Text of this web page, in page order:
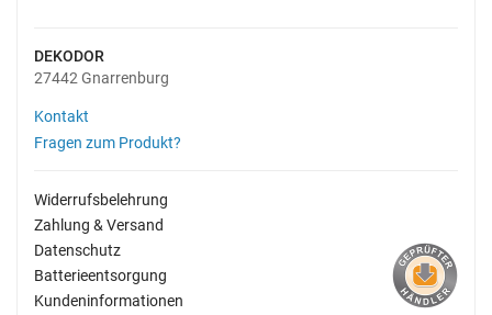
DEKODOR
27442 Gnarrenburg
Kontakt
Fragen zum Produkt?
Widerrufsbelehrung
Zahlung & Versand
Datenschutz
Batterieentsorgung
Kundeninformationen